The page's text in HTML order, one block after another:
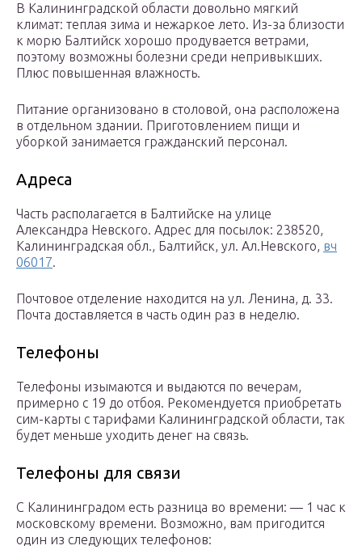
В Калининградской области довольно мягкий
климат: теплая зима и нежаркое лето. Из-за близости
к морю Балтийск хорошо продувается ветрами,
поэтому возможны болезни среди непривыкших.
Плюс повышенная влажность.
Питание организовано в столовой, она расположена
в отдельном здании. Приготовлением пищи и
уборкой занимается гражданский персонал.
Адреса
Часть располагается в Балтийске на улице
Александра Невского. Адрес для посылок: 238520,
Калининградская обл., Балтийск, ул. Ал.Невского, вч
06017.
Почтовое отделение находится на ул. Ленина, д. 33.
Почта доставляется в часть один раз в неделю.
Телефоны
Телефоны изымаются и выдаются по вечерам,
примерно с 19 до отбоя. Рекомендуется приобретать
сим-карты с тарифами Калининградской области, так
будет меньше уходить денег на связь.
Телефоны для связи
С Калининградом есть разница во времени: — 1 час к
московскому времени. Возможно, вам пригодится
один из следующих телефонов: